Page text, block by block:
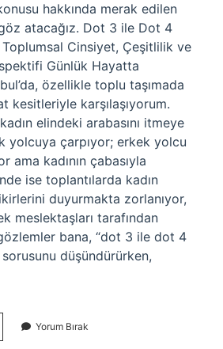
hakkında merak edilen
atacağız. Dot 3 ile Dot 4
Toplumsal Cinsiyet, Çeşitlilik ve
Günlük Hayatta
özellikle toplu taşımada
kesitleriyle karşılaşıyorum.
elindeki arabasını itmeye
yolcuya çarpıyor; erkek yolcu
ama kadının çabasıyla
ise toplantılarda kadın
duyurmakta zorlanıyor,
meslektaşları tarafından
bana, “dot 3 ile dot 4
sorusunu düşündürürken,
Yorum Bırak